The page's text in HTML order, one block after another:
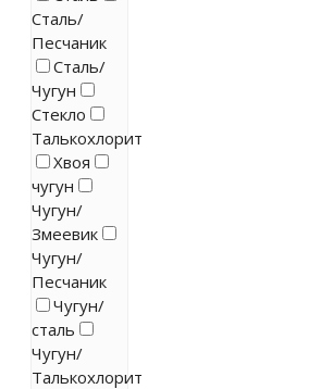
Сталь/
Песчаник
Сталь/
Чугун
Стекло
Талькохлорит
Хвоя
чугун
Чугун/
Змеевик
Чугун/
Песчаник
Чугун/
сталь
Чугун/
Талькохлорит